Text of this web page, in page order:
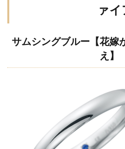
ァイ
サムシングブルー【花嫁
え】